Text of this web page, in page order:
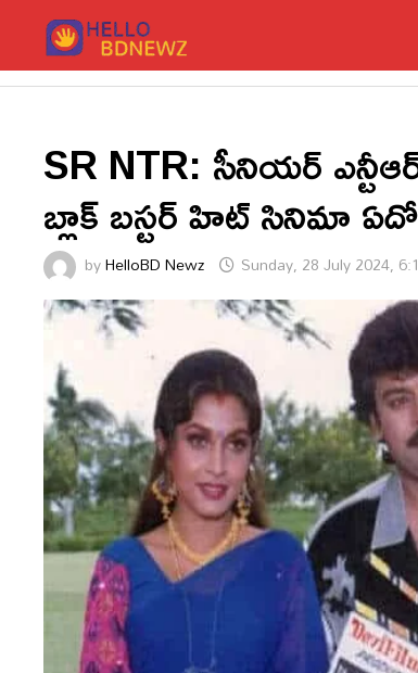
content
SR NTR: సీనియర్
బ్లాక్ బస్టర్ హిట్ సినిమా
byHelloBD Newz Sunday, 28 July 2024,